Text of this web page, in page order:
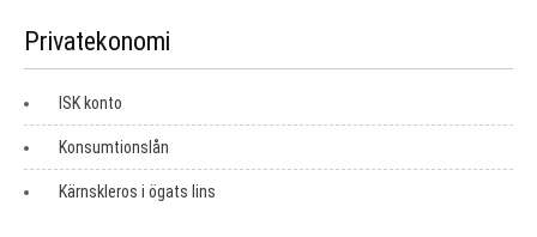
Privatekonomi
ISK konto
Konsumtionslån
Kärnskleros i ögats lins